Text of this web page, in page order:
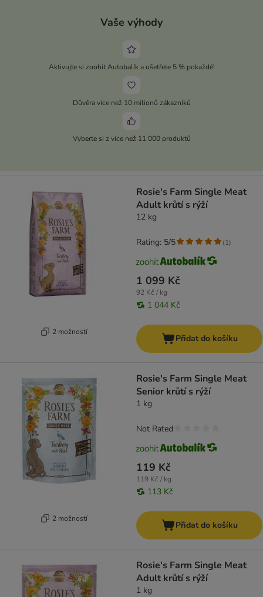
Vaše výhody
Aktivujte si zoohit Autobalík a ušetřete 5 % pokaždé!
Důvěra více než 10 milionů zákazníků
Vyberte si z více než 11 000 produktů
2 možností
Rosie's Farm Single Meat
Adult krůtí s rýží
12 kg
1 099 Kč
92 Kč / kg
1 044 Kč
Rating: 5/5 (1)
Přidat do košíku
2 možností
Rosie's Farm Single Meat
Senior krůtí s rýží
1 kg
119 Kč
119 Kč / kg
113 Kč
Not Rated
Přidat do košíku
Rosie's Farm Single Meat
Adult krůtí s rýží
1 kg